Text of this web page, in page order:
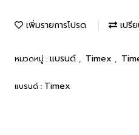
เพิ่มรายการโปรด เปรี
หมวดหมู่ : แบรนด์ , Timex ,
แบรนด์ : Timex